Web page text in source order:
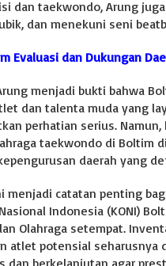
o
a
t
dan taekwondo, Arung
dan menekuni seni
Evaluasi dan Dukungan
menjadi bukti bahwa
dan talenta muda yang
perhatian serius.
taekwondo di Boltim
daerah yang
menjadi catatan penting
Indonesia (KONI)
Olahraga setempat.
atlet potensial seharusnya
dan berkelanjutan agar